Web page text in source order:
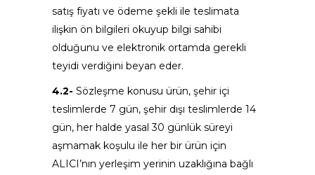
satış fiyatı ve ödeme şekli ile teslimata
ilişkin ön bilgileri okuyup bilgi sahibi
olduğunu ve elektronik ortamda gerekli
teyidi verdiğini beyan eder.
4.2- Sözleşme konusu ürün, şehir içi
teslimlerde 7 gün, şehir dışı teslimlerde 14
gün, her halde yasal 30 günlük süreyi
aşmamak koşulu ile her bir ürün için
ALICI’nın yerleşim yerinin uzaklığına bağlı